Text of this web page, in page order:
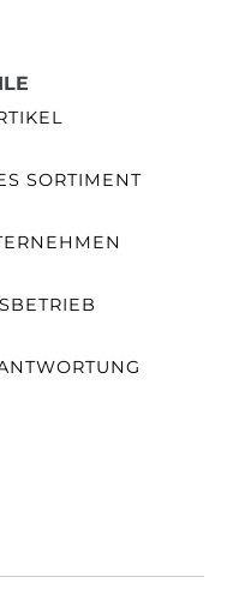
SORTIMENT